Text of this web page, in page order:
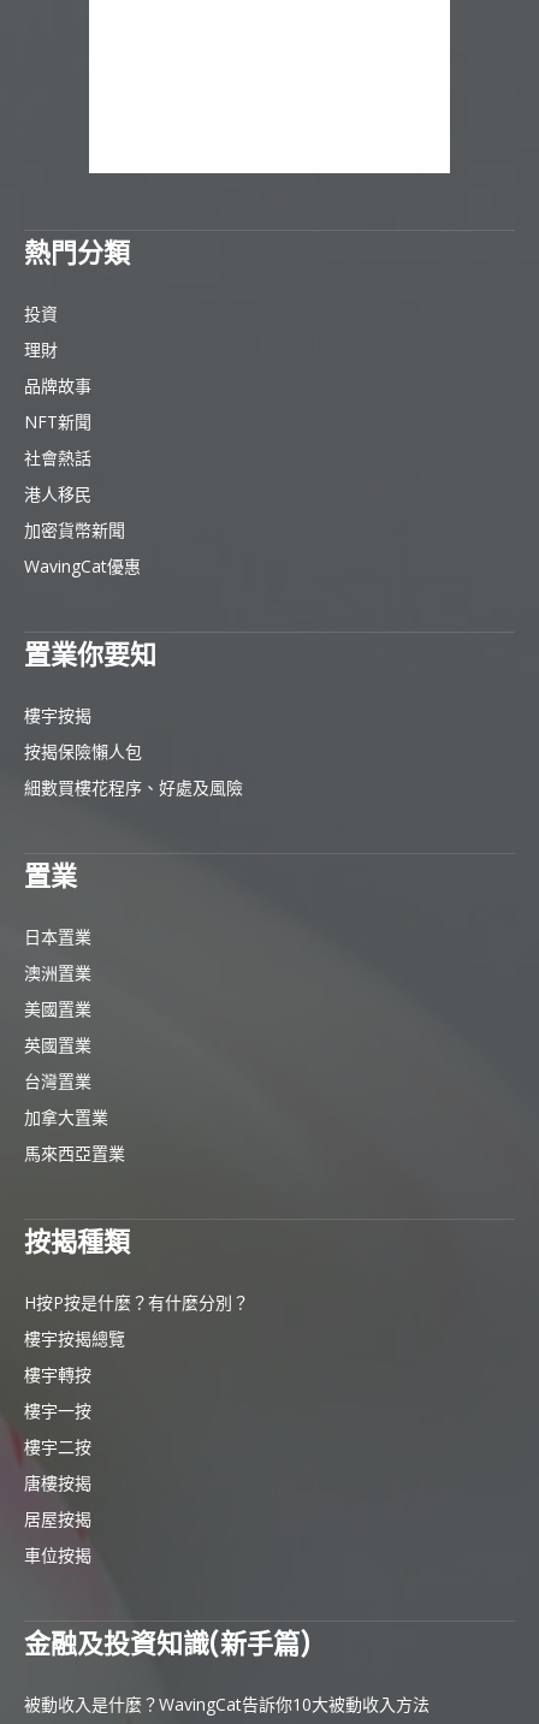
熱門分類
投資
理財
品牌故事
NFT新聞
社會熱話
港人移民
加密貨幣新聞
WavingCat優惠
置業你要知
樓宇按揭
按揭保險懶人包
細數買樓花程序、好處及風險
置業
日本置業
澳洲置業
美國置業
英國置業
台灣置業
加拿大置業
馬來西亞置業
按揭種類
H按P按是什麼？有什麼分別？
樓宇按揭總覽
樓宇轉按
樓宇一按
樓宇二按
唐樓按揭
居屋按揭
車位按揭
金融及投資知識(新手篇)
被動收入是什麼？WavingCat告訴你10大被動收入方法